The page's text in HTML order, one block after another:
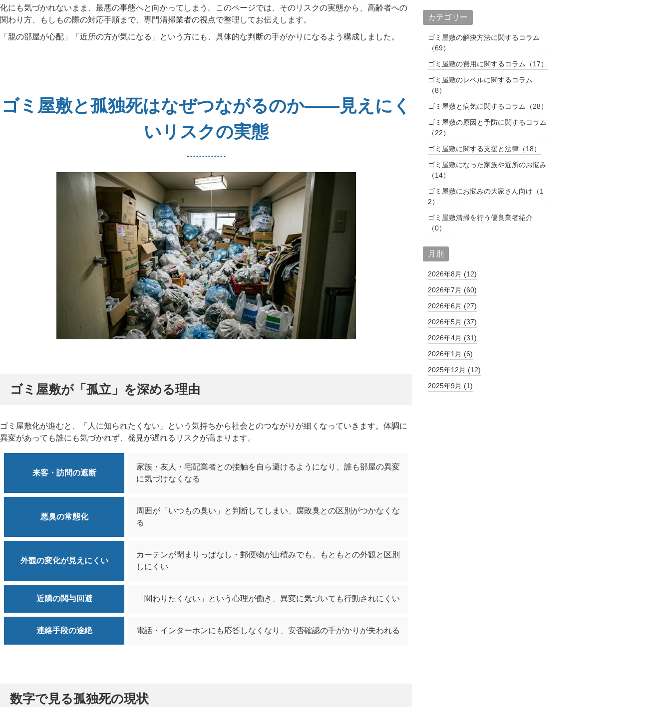
化にも気づかれないまま、最悪の事態へと向かってしまう。このページでは、そのリスクの実態から、高齢者への
関わり方、もしもの際の対応手順まで、専門清掃業者の視点で整理してお伝えします。
「親の部屋が心配」「近所の方が気になる」という方にも、具体的な判断の手がかりになるよう構成しました。
ゴミ屋敷と孤独死はなぜつながるのか――見えにく
いリスクの実態
ゴミ屋敷が「孤立」を深める理由
ゴミ屋敷化が進むと、「人に知られたくない」という気持ちから社会とのつながりが細くなっていきます。体調に
異変があっても誰にも気づかれず、発見が遅れるリスクが高まります。
来客・訪問の遮断
家族・友人・宅配業者との接触を自ら避けるようになり、誰も部屋の異変
に気づけなくなる
悪臭の常態化
周囲が「いつもの臭い」と判断してしまい、腐敗臭との区別がつかなくな
る
外観の変化が見えにくい
カーテンが閉まりっぱなし・郵便物が山積みでも、もともとの外観と区別
しにくい
近隣の関与回避 「関わりたくない」という心理が働き、異変に気づいても行動されにくい
連絡手段の途絶 電話・インターホンにも応答しなくなり、安否確認の手がかりが失われる
数字で見る孤独死の現状
カテゴリー
ゴミ屋敷の解決方法に関するコラム
（69）
ゴミ屋敷の費用に関するコラム（17）
ゴミ屋敷のレベルに関するコラム
（8）
ゴミ屋敷と病気に関するコラム（28）
ゴミ屋敷の原因と予防に関するコラム
（22）
ゴミ屋敷に関する支援と法律（18）
ゴミ屋敷になった家族や近所のお悩み
（14）
ゴミ屋敷にお悩みの大家さん向け（1
2）
ゴミ屋敷清掃を行う優良業者紹介
（0）
月別
2026年8月 (12)
2026年7月 (60)
2026年6月 (27)
2026年5月 (37)
2026年4月 (31)
2026年1月 (6)
2025年12月 (12)
2025年9月 (1)